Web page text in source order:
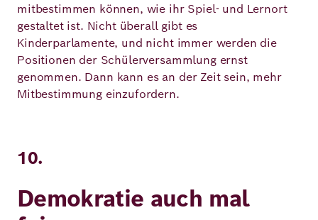
mitbestimmen können, wie ihr Spiel- und Lernort
gestaltet ist. Nicht überall gibt es
Kinderparlamente, und nicht immer werden die
Positionen der Schülerversammlung ernst
genommen. Dann kann es an der Zeit sein, mehr
Mitbestimmung einzufordern.
10.
Demokratie auch mal